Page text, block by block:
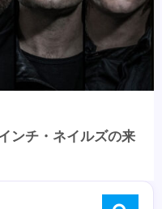
ンチ・ネイルズの来